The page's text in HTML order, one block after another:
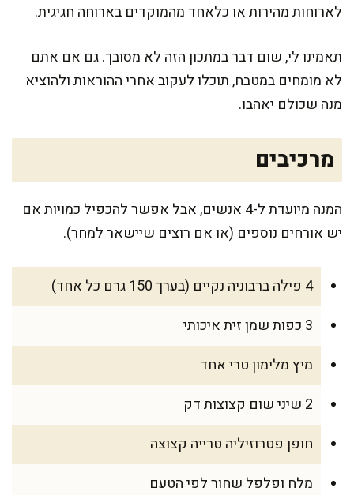
לארוחות מהירות או כלאחד מהמוקדים בארוחה חגיגית.
תאמינו לי, שום דבר במתכון הזה לא מסובך. גם אם אתם
לא מומחים במטבח, תוכלו לעקוב אחרי ההוראות ולהוציא
מנה שכולם יאהבו.
מרכיבים
המנה מיועדת ל-4 אנשים, אבל אפשר להכפיל כמויות אם
יש אורחים נוספים (או אם רוצים שיישאר למחר).
4 פילה ברבוניה נקיים (בערך 150 גרם כל אחד)
3 כפות שמן זית איכותי
מיץ מלימון טרי אחד
2 שיני שום קצוצות דק
חופן פטרוזיליה טרייה קצוצה
מלח ופלפל שחור לפי הטעם